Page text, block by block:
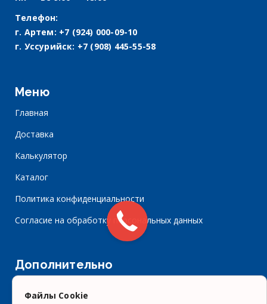
Телефон:
г. Артем: +7 (924) 000-09-10
г. Уссурийск: +7 (908) 445-55-58
Меню
Главная
Доставка
Калькулятор
Каталог
Политика конфиденциальности
Согласие на обработку персональных данных
Дополнительно
Файлы Cookie